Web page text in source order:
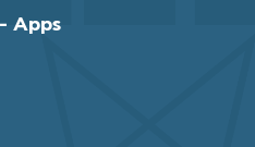
Apps